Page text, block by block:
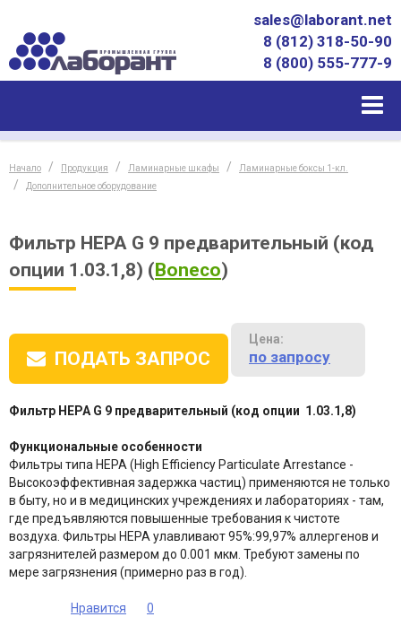
sales@laborant.net
8 (812) 318-50-90
8 (800) 555-777-9
Начало Продукция Ламинарные шкафы
Ламинарные боксы 1-кл.
Дополнительное оборудование
Фильтр НЕРА G 9 предварительный (код
опции 1.03.1,8) (Boneco)
ПОДАТЬ ЗАПРОС
Цена:
по запросу
Фильтр НЕРА G 9 предварительный (код опции 1.03.1,8)
Функциональные особенности
Фильтры типа HEPA (High Efficiency Particulate Arrestance -
Высокоэффективная задержка частиц) применяются не только
в быту, но и в медицинских учреждениях и лабораториях - там,
где предъявляются повышенные требования к чистоте
воздуха. Фильтры НЕРА улавливают 95%:99,97% аллергенов и
загрязнителей размером до 0.001 мкм. Требуют замены по
мере загрязнения (примерно раз в год).
Нравится 0